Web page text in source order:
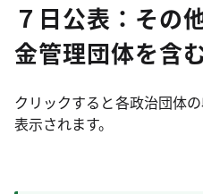
７日公表：その
金管理団体を含
クリックすると各政治団体
表示されます。